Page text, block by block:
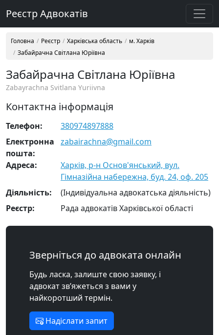
Реєстр Адвокатів
Головна Реєстр Харківська область
м. Харків
Забайрачна Світлана Юріївна
Забайрачна Світлана Юріївна
Zabayrachna Svitlana Yuriivna
Контактна інформація
Телефон:
380974897888
Електронна
пошта:
zabairachna@gmail.com
Адреса:
Харків, р-н Основ'янський, вул.
Гімназійна набережна, буд. 24, оф. 205
Діяльність:
(Індивідуальна адвокатська діяльність)
Реєстр:
Рада адвокатів Харківської області
Зверніться до адвоката онлайн
Будь ласка, залиште свою заявку, і
адвокат зв’яжеться з вами у
найкоротший термін.
Надіслати запит